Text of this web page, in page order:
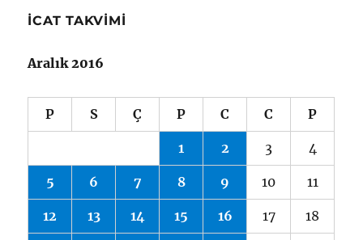
İCAT TAKVIMI
Aralık 2016
P S Ç P C C P
1 2 3 4
5 6 7 8 9 10 11
12 13 14 15 16 17 18